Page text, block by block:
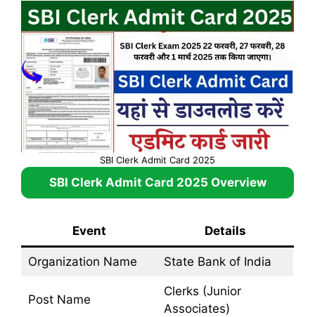
SBI Clerk Admit Card 2025
SBI Clerk Admit Card 2025 Overview
Event Details
Organization Name State Bank of India
Post Name
Clerks (Junior
Associates)